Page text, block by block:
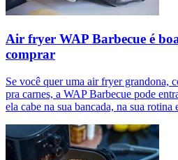
Air fryer WAP Barbecue é
comprar
Se você quer uma air fryer grandona,
pra carnes, a WAP Barbecue pode
ela cabe na sua bancada, na sua rotina